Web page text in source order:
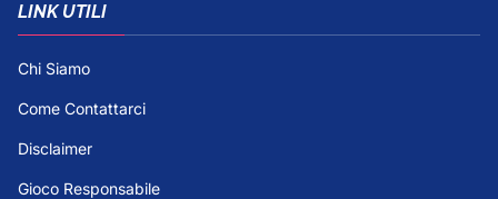
LINK UTILI
Chi Siamo
Come Contattarci
Disclaimer
Gioco Responsabile